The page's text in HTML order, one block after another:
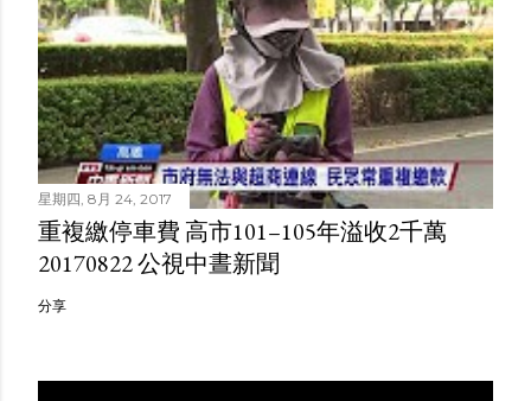
星期四, 8月 24, 2017
重複繳停車費 高市101–105年溢收2千萬
20170822 公視中晝新聞
分享